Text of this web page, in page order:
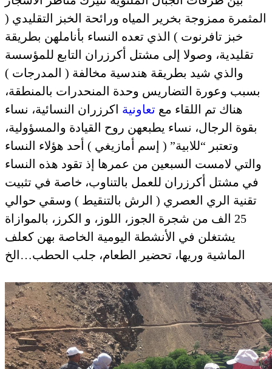
المثمرة ممزوجة بخرير المياه ورائحة الخبز التقليدي (
خبز تافرنوت ) الذي تعده النساء بأناملهن بطريقة
تقليدية، وصولا إلى مشتل أكرزران التابع للمؤسسة
والذي شيد بطريقة هندسية مخالفة ( المدرجات )
بسبب وعورة التضاريس وحدة المنحدرات بالمنطقة،
هناك تم اللقاء مع تعاونية اكرزران النسائية، نساء
بقوة الرجال، نساء يطبعهن روح القيادة والمسؤولية،
وتعتبر “للابية” ( إسم أمازيغي ) أحد هؤلاء النساء
والتي لامست السبعين من عمرها إذ تقود هذه النساء
في مشتل أكرزران للعمل بالتناوب، خاصة في تثبيت
تقنية الري العصري ( الرش بالتنقيط ) وسقي حوالي
25 الف من شجرة الجوز، اللوز، و الكرز، بالموازاة
يشتغلن في الأنشطة اليومية الخاصة بهن كعلف
الماشية وريها، تحضير الطعام، جلب الحطب…الخ